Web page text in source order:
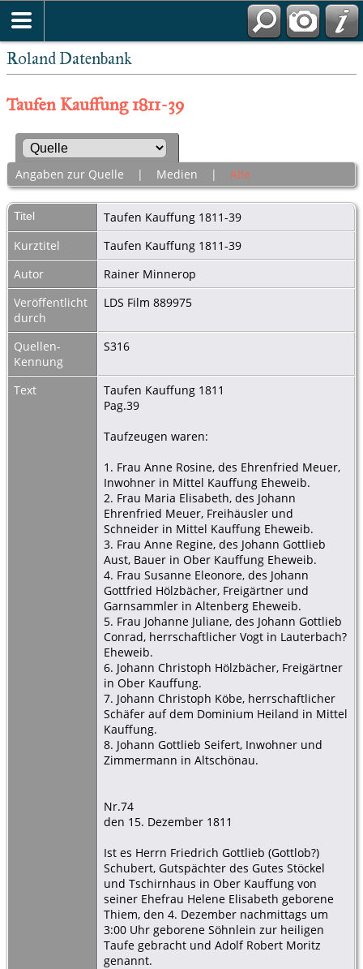
Roland Datenbank
Taufen Kauffung 1811-39
Angaben zur Quelle | Medien | Alle
Titel
Taufen Kauffung 1811-39
Kurztitel
Taufen Kauffung 1811-39
Autor
Rainer Minnerop
Veröffentlicht
durch
LDS Film 889975
Quellen-
Kennung
S316
Text
Taufen Kauffung 1811
Pag.39
Taufzeugen waren:
1. Frau Anne Rosine, des Ehrenfried Meuer,
Inwohner in Mittel Kauffung Eheweib.
2. Frau Maria Elisabeth, des Johann
Ehrenfried Meuer, Freihäusler und
Schneider in Mittel Kauffung Eheweib.
3. Frau Anne Regine, des Johann Gottlieb
Aust, Bauer in Ober Kauffung Eheweib.
4. Frau Susanne Eleonore, des Johann
Gottfried Hölzbächer, Freigärtner und
Garnsammler in Altenberg Eheweib.
5. Frau Johanne Juliane, des Johann Gottlieb
Conrad, herrschaftlicher Vogt in Lauterbach?
Eheweib.
6. Johann Christoph Hölzbächer, Freigärtner
in Ober Kauffung.
7. Johann Christoph Köbe, herrschaftlicher
Schäfer auf dem Dominium Heiland in Mittel
Kauffung.
8. Johann Gottlieb Seifert, Inwohner und
Zimmermann in Altschönau.
Nr.74
den 15. Dezember 1811
Ist es Herrn Friedrich Gottlieb (Gottlob?)
Schubert, Gutspächter des Gutes Stöckel
und Tschirnhaus in Ober Kauffung von
seiner Ehefrau Helene Elisabeth geborene
Thiem, den 4. Dezember nachmittags um
3:00 Uhr geborene Söhnlein zur heiligen
Taufe gebracht und Adolf Robert Moritz
genannt.